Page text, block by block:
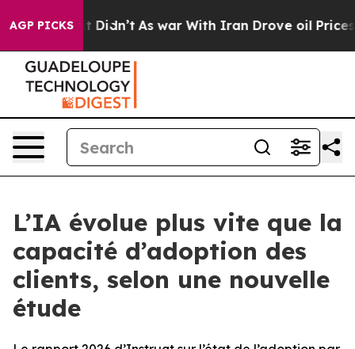
AGP PICKS
it Didn’t As war With Iran Drove oil Prices
L’IA évolue plus vite que la
capacité d’adoption des
clients, selon une nouvelle
étude